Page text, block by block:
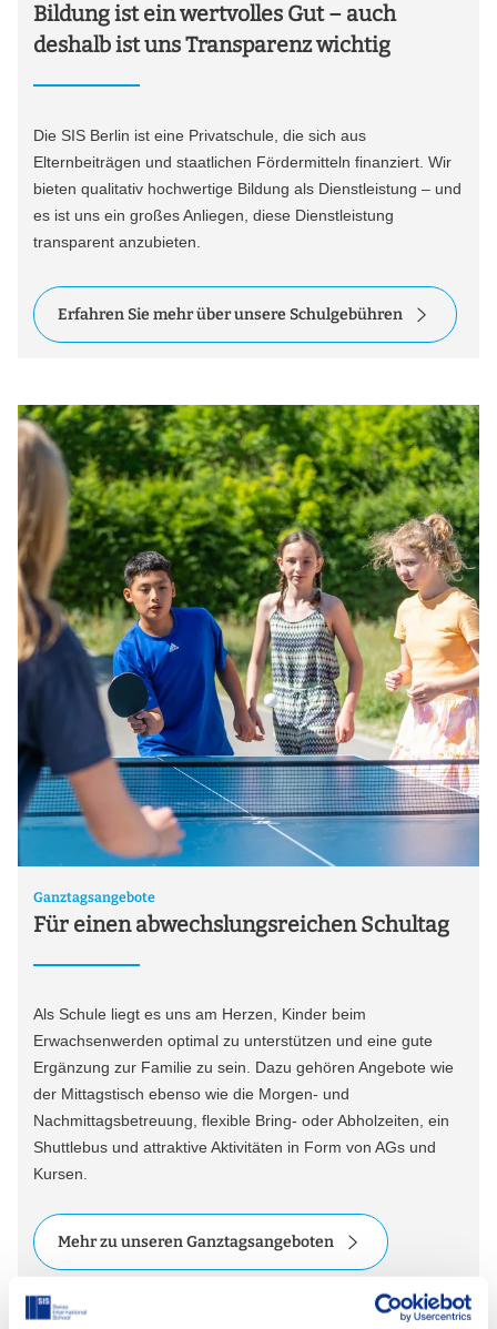
Bildung ist ein wertvolles Gut – auch
deshalb ist uns Transparenz wichtig
Die SIS Berlin ist eine Privatschule, die sich aus
Elternbeiträgen und staatlichen Fördermitteln finanziert. Wir
bieten qualitativ hochwertige Bildung als Dienstleistung – und
es ist uns ein großes Anliegen, diese Dienstleistung
transparent anzubieten.
Erfahren Sie mehr über unsere Schulgebühren
Ganztagsangebote
Für einen abwechslungsreichen Schultag
Als Schule liegt es uns am Herzen, Kinder beim
Erwachsenwerden optimal zu unterstützen und eine gute
Ergänzung zur Familie zu sein. Dazu gehören Angebote wie
der Mittagstisch ebenso wie die Morgen- und
Nachmittagsbetreuung, flexible Bring- oder Abholzeiten, ein
Shuttlebus und attraktive Aktivitäten in Form von AGs und
Kursen.
Mehr zu unseren Ganztagsangeboten